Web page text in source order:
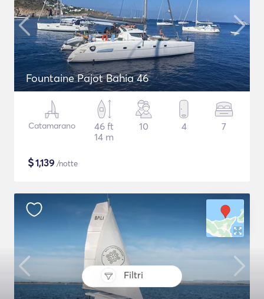
Filtri
Fountaine Pajot Bahia 46
Catamarano
46 ft
14 m
10 4 7
$1,139 /notte